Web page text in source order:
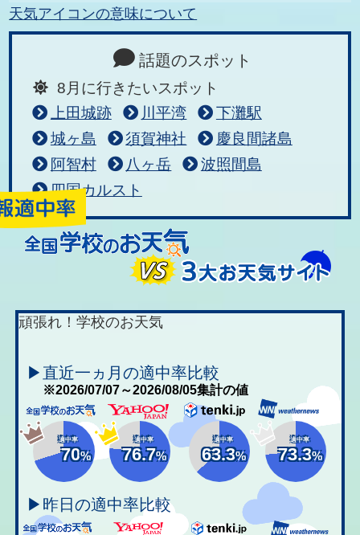
天気アイコンの意味について
話題のスポット
8月に行きたいスポット
上田城跡
川平湾
下灘駅
城ヶ島
須賀神社
慶良間諸島
阿智村
八ヶ岳
波照間島
四国カルスト
頑張れ！学校のお天気
▶直近一ヵ月の適中率比較
※2026/07/07～2026/08/05集計の値
適中率
70%
適中率
76.7%
適中率
63.3%
適中率
73.3%
▶昨日の適中率比較